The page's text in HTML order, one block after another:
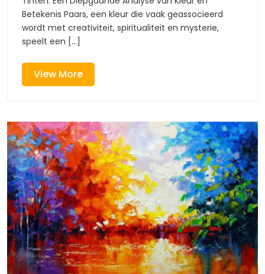
Paarse
Tinten
Betekenis Paars, een kleur die vaak geassocieerd
wordt met creativiteit, spiritualiteit en mysterie,
speelt een [...]
View MoreView
More